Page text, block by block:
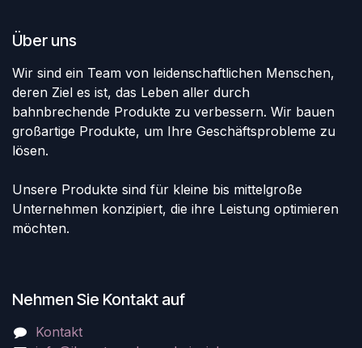
Über uns
Wir sind ein Team von leidenschaftlichen Menschen,
deren Ziel es ist, das Leben aller durch
bahnbrechende Produkte zu verbessern. Wir bauen
großartige Produkte, um Ihre Geschäftsprobleme zu
lösen.
Unsere Produkte sind für kleine bis mittelgroße
Unternehmen konzipiert, die ihre Leistung optimieren
möchten.
Nehmen Sie Kontakt auf
Kontakt